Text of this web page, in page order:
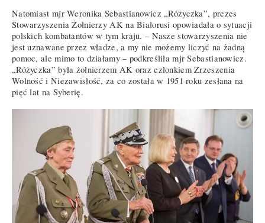
Natomiast mjr Weronika Sebastianowicz „Różyczka”, prezes
Stowarzyszenia Żołnierzy AK na Białorusi opowiadała o sytuacji
polskich kombatantów w tym kraju. – Nasze stowarzyszenia nie
jest uznawane przez władze, a my nie możemy liczyć na żadną
pomoc, ale mimo to działamy – podkreśliła mjr Sebastianowicz.
„Różyczka” była żołnierzem AK oraz członkiem Zrzeszenia
Wolność i Niezawisłość, za co została w 1951 roku zesłana na
pięć lat na Syberię.